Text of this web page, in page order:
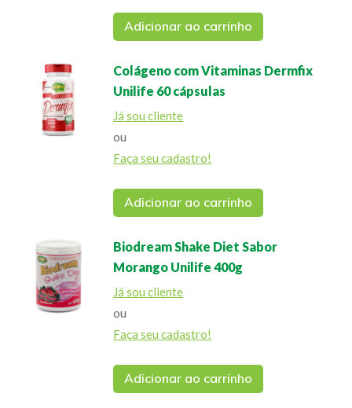
Adicionar ao carrinho
Colágeno com Vitaminas Dermfix
Unilife 60 cápsulas
Já sou cliente
ou
Faça seu cadastro!
Adicionar ao carrinho
Biodream Shake Diet Sabor
Morango Unilife 400g
Já sou cliente
ou
Faça seu cadastro!
Adicionar ao carrinho